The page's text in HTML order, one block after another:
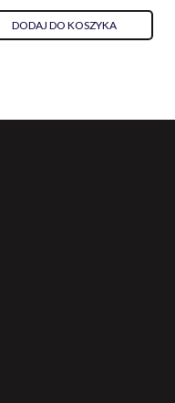
DODAJ DO KOSZYKA